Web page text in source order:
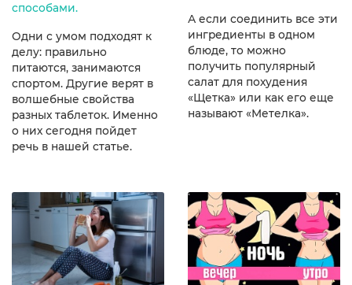
способами.
Одни с умом подходят к
делу: правильно
питаются, занимаются
спортом. Другие верят в
волшебные свойства
разных таблеток. Именно
о них сегодня пойдет
речь в нашей статье.
А если соединить все эти
ингредиенты в одном
блюде, то можно
получить популярный
салат для похудения
«Щетка» или как его еще
называют «Метелка».